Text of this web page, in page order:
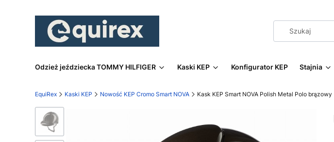
Odzież jeździecka TOMMY HILFIGER Kaski KEP Konfigurator KEP Stajnia
EquiRex Kaski KEP Nowość KEP Cromo Smart NOVA Kask KEP Smart NOVA Polish Metal Polo brązowy